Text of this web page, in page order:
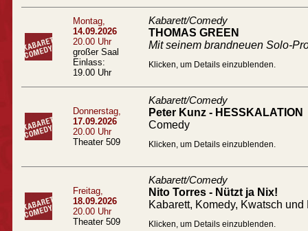
Montag,
14.09.2026
20.00 Uhr
großer Saal
Einlass:
19.00 Uhr
Kabarett/Comedy
THOMAS GREEN
Mit seinem brandneuen Solo-
Klicken, um Details einzublenden.
Donnerstag,
17.09.2026
20.00 Uhr
Theater 509
Kabarett/Comedy
Peter Kunz - HESSKALATION
Comedy
Klicken, um Details einzublenden.
Freitag,
18.09.2026
20.00 Uhr
Theater 509
Kabarett/Comedy
Nito Torres - Nützt ja Nix!
Kabarett, Komedy, Kwatsch und
Klicken, um Details einzublenden.